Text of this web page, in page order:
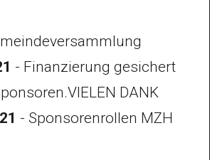
- Finanzierung gesichert
DANK
- Sponsorenrollen MZH